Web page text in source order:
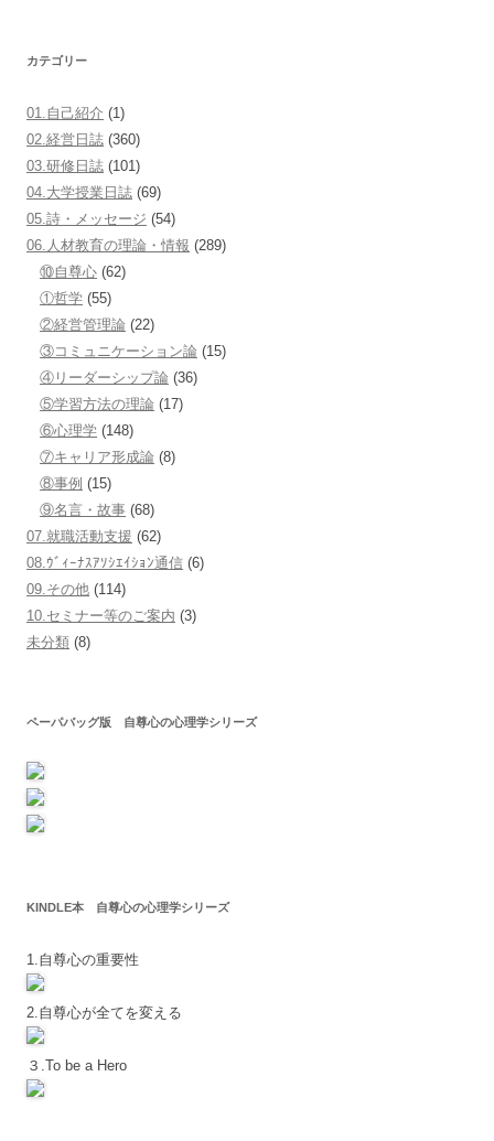
カテゴリー
01.自己紹介 (1)
02.経営日誌 (360)
03.研修日誌 (101)
04.大学授業日誌 (69)
05.詩・メッセージ (54)
06.人材教育の理論・情報 (289)
⑩自尊心 (62)
①哲学 (55)
②経営管理論 (22)
③コミュニケーション論 (15)
④リーダーシップ論 (36)
⑤学習方法の理論 (17)
⑥心理学 (148)
⑦キャリア形成論 (8)
⑧事例 (15)
⑨名言・故事 (68)
07.就職活動支援 (62)
08.ｳﾞｨｰﾅｽｱｿｼｴｲｼｮﾝ通信 (6)
09.その他 (114)
10.セミナー等のご案内 (3)
未分類 (8)
ペーパバッグ版 自尊心の心理学シリーズ
KINDLE本 自尊心の心理学シリーズ
1.自尊心の重要性
2.自尊心が全てを変える
３.To be a Hero